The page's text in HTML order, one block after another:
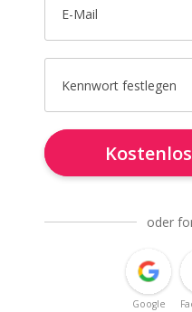
E-Mail
Kennwort festlegen
oder
Google